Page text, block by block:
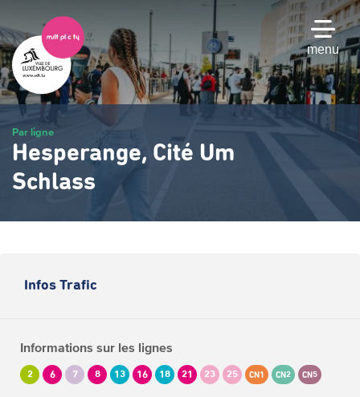
au
contenu
principal
menu
Par ligne
Hesperange, Cité Um
Schlass
Infos Trafic
Informations sur les lignes
2 6 7 8 13 16 18 21 23 25 CN1 CN2 CN5